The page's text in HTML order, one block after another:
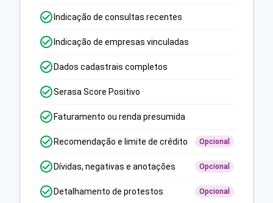
Indicação de consultas recentes
Indicação de empresas vinculadas
Dados cadastrais completos
Serasa Score Positivo
Faturamento ou renda presumida
Recomendação e limite de crédito Opcional
Dívidas, negativas e anotações Opcional
Detalhamento de protestos Opcional